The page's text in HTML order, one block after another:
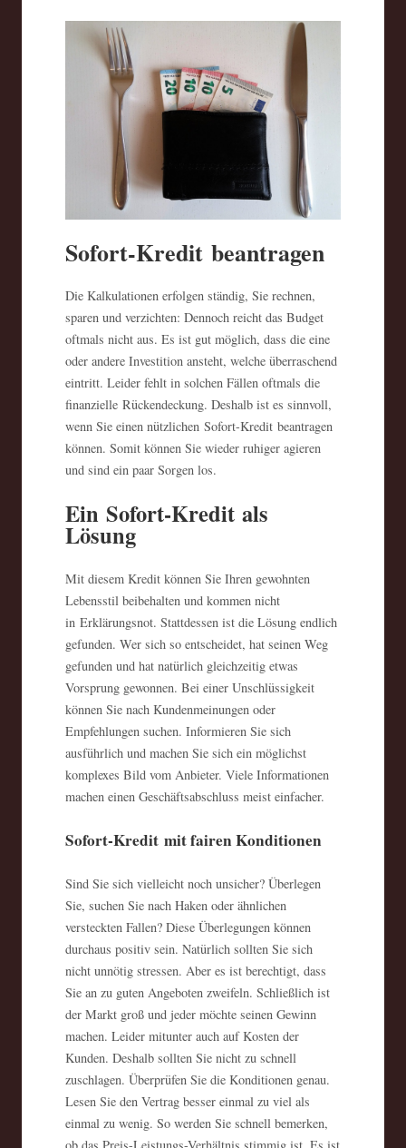
Sofort-Kredit beantragen
Die Kalkulationen erfolgen ständig, Sie rechnen,
sparen und verzichten: Dennoch reicht das Budget
oftmals nicht aus. Es ist gut möglich, dass die eine
oder andere Investition ansteht, welche überraschend
eintritt. Leider fehlt in solchen Fällen oftmals die
finanzielle Rückendeckung. Deshalb ist es sinnvoll,
wenn Sie einen nützlichen Sofort-Kredit beantragen
können. Somit können Sie wieder ruhiger agieren
und sind ein paar Sorgen los.
Ein Sofort-Kredit als
Lösung
Mit diesem Kredit können Sie Ihren gewohnten
Lebensstil beibehalten und kommen nicht
in Erklärungsnot. Stattdessen ist die Lösung endlich
gefunden. Wer sich so entscheidet, hat seinen Weg
gefunden und hat natürlich gleichzeitig etwas
Vorsprung gewonnen. Bei einer Unschlüssigkeit
können Sie nach Kundenmeinungen oder
Empfehlungen suchen. Informieren Sie sich
ausführlich und machen Sie sich ein möglichst
komplexes Bild vom Anbieter. Viele Informationen
machen einen Geschäftsabschluss meist einfacher.
Sofort-Kredit mit fairen Konditionen
Sind Sie sich vielleicht noch unsicher? Überlegen
Sie, suchen Sie nach Haken oder ähnlichen
versteckten Fallen? Diese Überlegungen können
durchaus positiv sein. Natürlich sollten Sie sich
nicht unnötig stressen. Aber es ist berechtigt, dass
Sie an zu guten Angeboten zweifeln. Schließlich ist
der Markt groß und jeder möchte seinen Gewinn
machen. Leider mitunter auch auf Kosten der
Kunden. Deshalb sollten Sie nicht zu schnell
zuschlagen. Überprüfen Sie die Konditionen genau.
Lesen Sie den Vertrag besser einmal zu viel als
einmal zu wenig. So werden Sie schnell bemerken,